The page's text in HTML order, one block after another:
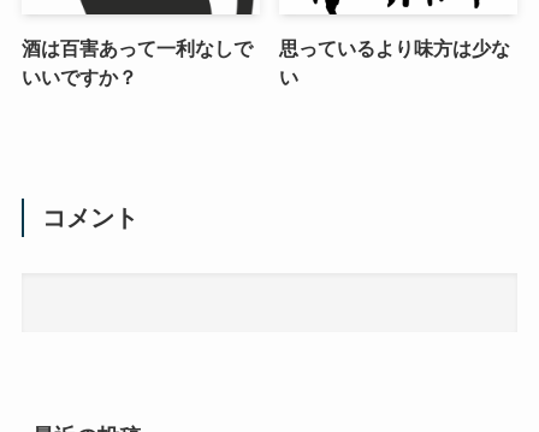
酒は百害あって一利なしで
いいですか？
思っているより味方は少な
い
コメント